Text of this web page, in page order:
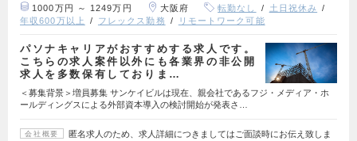
1000万円 ～ 1249万円 大阪府 転勤なし
土日祝休み
年収600万以上
フレックス勤務 リモートワーク可能
パソナキャリアがおすすめする求人です。
こちらの求人案件以外にも各業界の非公開
求人を多数保有しておりま…
＜募集背景＞増員募集 サンケイビルは現在、親会社であるフジ・メディア・ホ
ールディングスによる外部資本導入の検討開始が発表さ…
会社概要
匿名求人のため、求人詳細につきましてはご面談時にお伝え致しま